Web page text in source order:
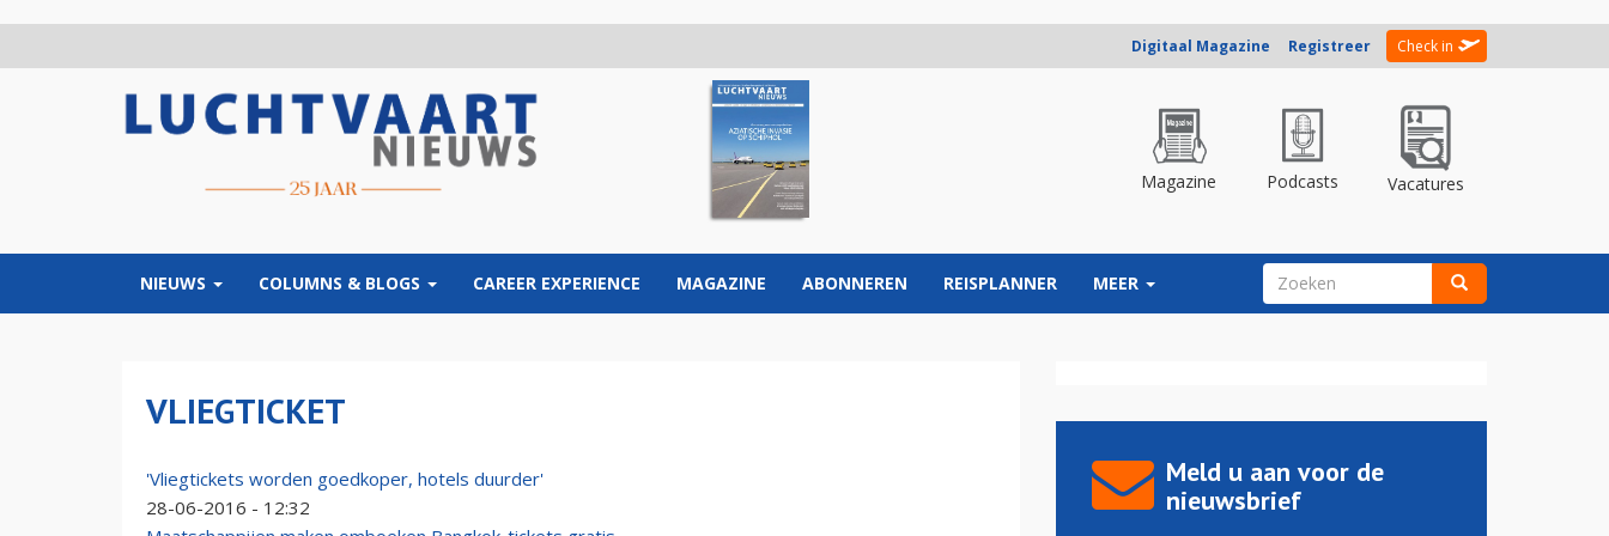
Digitaal Magazine Registreer Check in
Magazine Podcasts Vacatures
NIEUWS COLUMNS & BLOGS CAREER EXPERIENCE MAGAZINE ABONNEREN REISPLANNER MEER ZOEKVELD
VLIEGTICKET
'Vliegtickets worden goedkoper, hotels duurder'
28-06-2016 - 12:32
Meld u aan voor de
nieuwsbrief